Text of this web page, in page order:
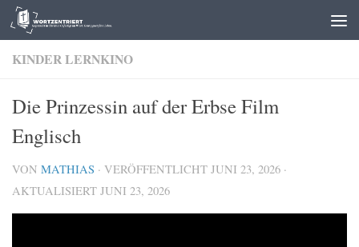
Zum Inhalt springen
KINDER LERNKINO
Die Prinzessin auf der Erbse Film
Englisch
VON MATHIAS · VERÖFFENTLICHT JUNI 23, 2026 ·
AKTUALISIERT JUNI 23, 2026